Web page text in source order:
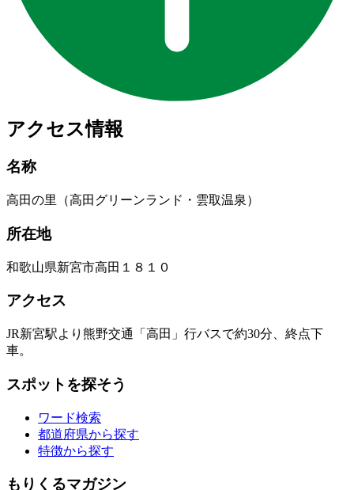
アクセス情報
名称
高田の里（高田グリーンランド・雲取温泉）
所在地
和歌山県新宮市高田１８１０
アクセス
JR新宮駅より熊野交通「高田」行バスで約30分、終点下
車。
スポットを探そう
ワード検索
都道府県から探す
特徴から探す
もりくるマガジン